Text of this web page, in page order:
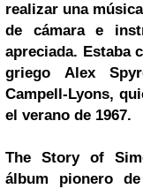
realizar una
de cámara e
apreciada. Estaba
griego Alex
Campell-Lyons,
el verano de 1967.
The Story of
álbum pionero